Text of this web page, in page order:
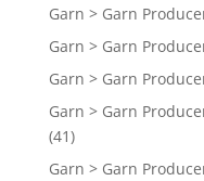
Garn > Garn
Garn > Garn
Garn > Garn
Garn > Garn
(41)
Garn > Garn